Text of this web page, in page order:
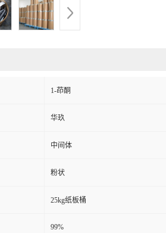
1-茚酮
华玖
中间体
粉状
25kg纸板桶
99%